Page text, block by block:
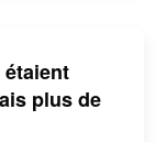
plus de